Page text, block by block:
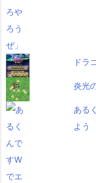
ドラ
炎光
ある
よう